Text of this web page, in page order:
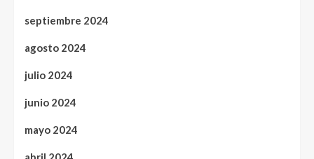
septiembre 2024
agosto 2024
julio 2024
junio 2024
mayo 2024